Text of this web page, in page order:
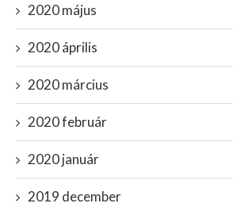
2020 május
2020 április
2020 március
2020 február
2020 január
2019 december